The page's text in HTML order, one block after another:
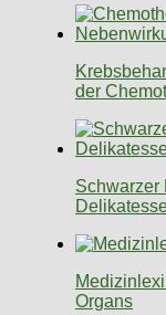
der
Schwarzer
Organs